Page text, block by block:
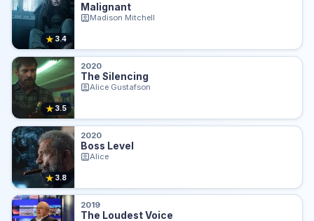
★3.4
Malignant
Madison Mitchell
★3.5
2020
The Silencing
Alice Gustafson
★3.8
2020
Boss Level
Alice
2019
The Loudest Voice